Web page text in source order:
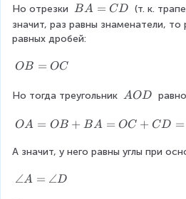
A
O
D
a
c
O
B
}
{
B
A
Но отрезки B
A
=
BA = CD (т. к.
значит, раз равны знаменатели, то
равных дробей:
O
=
C
OB = OC
Но тогда треугольник \
A
D
AOD
O
=
B
OA = OB + BA = OC + CD =
А значит, у него равны углы при
\
∠A = ∠D